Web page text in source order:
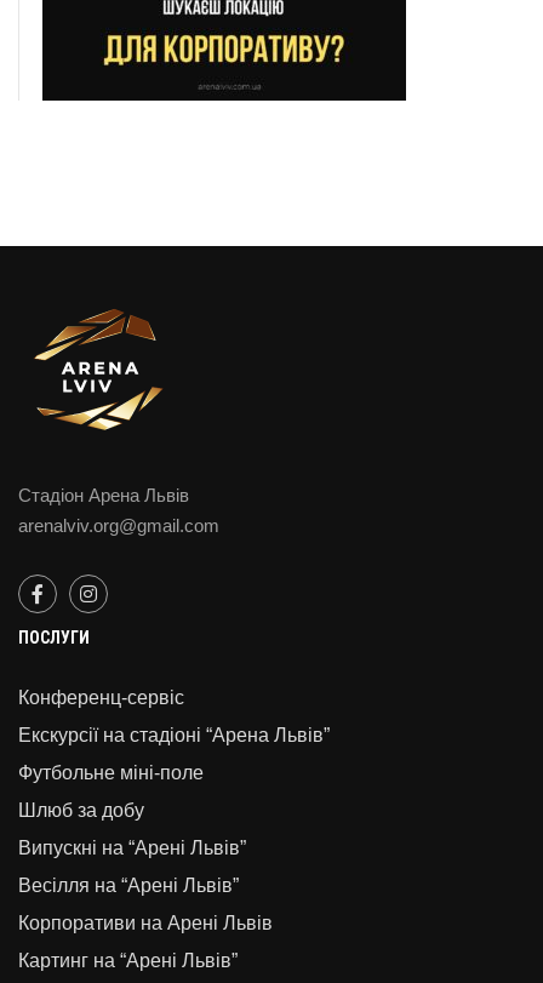
Стадіон Арена Львів
arenalviv.org@gmail.com
ПОСЛУГИ
Конференц-сервіс
Екскурсії на стадіоні “Арена Львів”
Футбольне міні-поле
Шлюб за добу
Випускні на “Арені Львів”
Весілля на “Арені Львів”
Корпоративи на Арені Львів
Картинг на “Арені Львів”